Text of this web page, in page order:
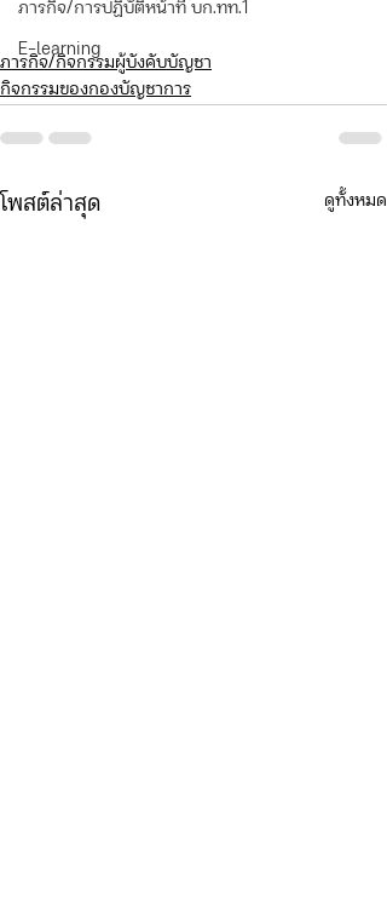
ภารกิจ/การปฏิบัติหน้าที่ บก.ทท.1
E-learning
ภารกิจ/กิจกรรมผู้บังคับบัญชา
กิจกรรมของกองบัญชาการ
โพสต์ล่าสุด ดูทั้งหมด